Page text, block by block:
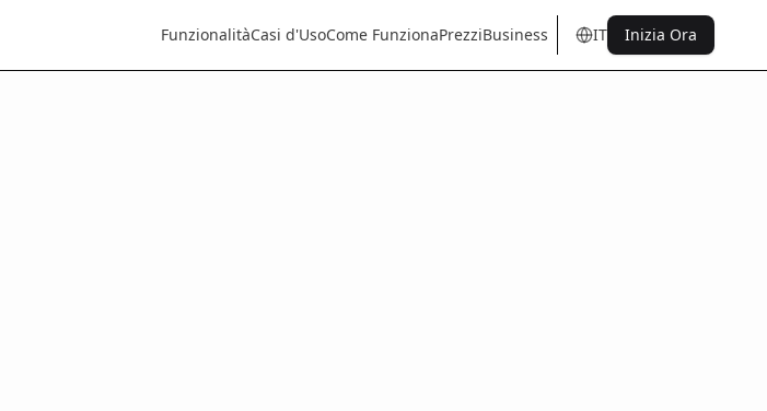
FunzionalitàCasi d'UsoCome FunzionaPrezziBusiness IT
entrdeesitfrptnl sq
Inizia Ora